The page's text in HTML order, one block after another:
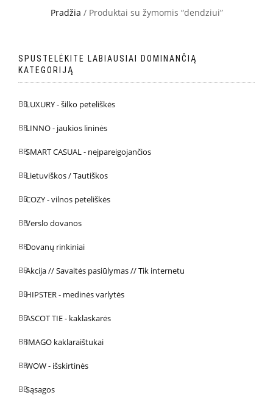
Pradžia / Produktai su žymomis “dendziui”
SPUSTELĖKITE LABIAUSIAI DOMINANČIĄ
KATEGORIJĄ
LUXURY - šilko peteliškės
LINNO - jaukios lininės
SMART CASUAL - neįpareigojančios
Lietuviškos / Tautiškos
COZY - vilnos peteliškės
Verslo dovanos
Dovanų rinkiniai
Akcija // Savaitės pasiūlymas // Tik internetu
HIPSTER - medinės varlytės
ASCOT TIE - kaklaskarės
IMAGO kaklaraištukai
WOW - išskirtinės
Sąsagos